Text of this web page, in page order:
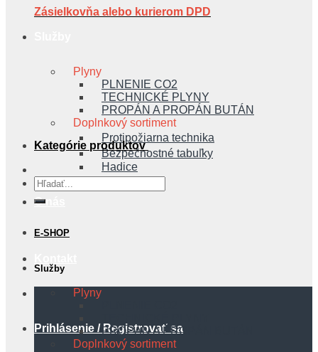
Plyny
PLNENIE CO2
TECHNICKÉ PLYNY
PROPÁN A PROPÁN BUTÁN
Doplnkový sortiment
Protipožiarna technika
Bezpečnostné tabuľky
Hadice
O nás
Prihlásenie / Registrovať sa
Zásielkovňa alebo kurierom DPD
Kategórie produktov
Hľadať:
E-SHOP
Služby
Plyny
PROPÁN A PROPÁN BUTÁN
Doplnkový sortiment